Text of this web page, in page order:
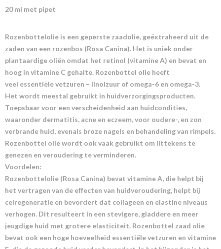
20 ml met pipet
Rozenbottelolie is een geperste zaadolie, geëxtraheerd uit de
zaden van een rozenbos (Rosa Canina). Het is uniek onder
plantaardige oliën omdat het retinol (vitamine A) en bevat en
hoog in vitamine C gehalte. Rozenbottel olie heeft
veel essentiële vetzuren – linolzuur of omega-6 en omega-3.
Het wordt meestal gebruikt in huidverzorgingsproducten.
Toepsbaar voor een verscheidenheid aan huidcondities,
waaronder dermatitis, acne en eczeem, voor oudere-, en zon
verbrande huid, evenals broze nagels en behandeling van rimpels.
Rozenbottel olie wordt ook vaak gebruikt om littekens te
genezen en veroudering te verminderen.
Voordelen:
Rozenbottelolie (Rosa Canina) bevat vitamine A, die helpt bij
het vertragen van de effecten van huidveroudering, helpt bij
celregeneratie en bevordert dat collageen en elastine niveaus
verhogen. Dit resulteert in een stevigere, gladdere en meer
jeugdige huid met grotere elasticiteit. Rozenbottel zaad olie
bevat ook een hoge hoeveelheid essentiële vetzuren en vitamine